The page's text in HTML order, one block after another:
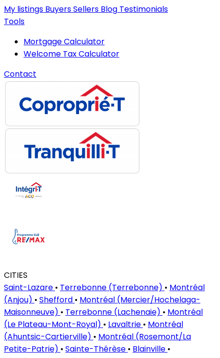
My listings BuyersSellers Blog Testimonials
Tools
Mortgage Calculator
Welcome Tax Calculator
Contact
CITIES
Saint-Lazare • Terrebonne (Terrebonne) • Montréal
(Anjou) • Shefford • Montréal (Mercier/Hochelaga-
Maisonneuve) • Terrebonne (Lachenaie) • Montréal
(Le Plateau-Mont-Royal) • Lavaltrie • Montréal
(Ahuntsic-Cartierville) • Montréal (Rosemont/La
Petite-Patrie) • Sainte-Thérèse • Blainville •